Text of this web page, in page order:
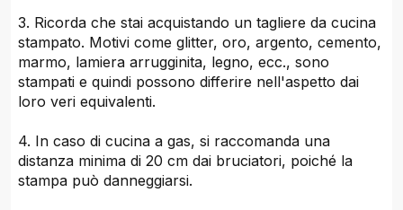
3. Ricorda che stai acquistando un tagliere da cucina
stampato. Motivi come glitter, oro, argento, cemento,
marmo, lamiera arrugginita, legno, ecc., sono
stampati e quindi possono differire nell'aspetto dai
loro veri equivalenti.
4. In caso di cucina a gas, si raccomanda una
distanza minima di 20 cm dai bruciatori, poiché la
stampa può danneggiarsi.